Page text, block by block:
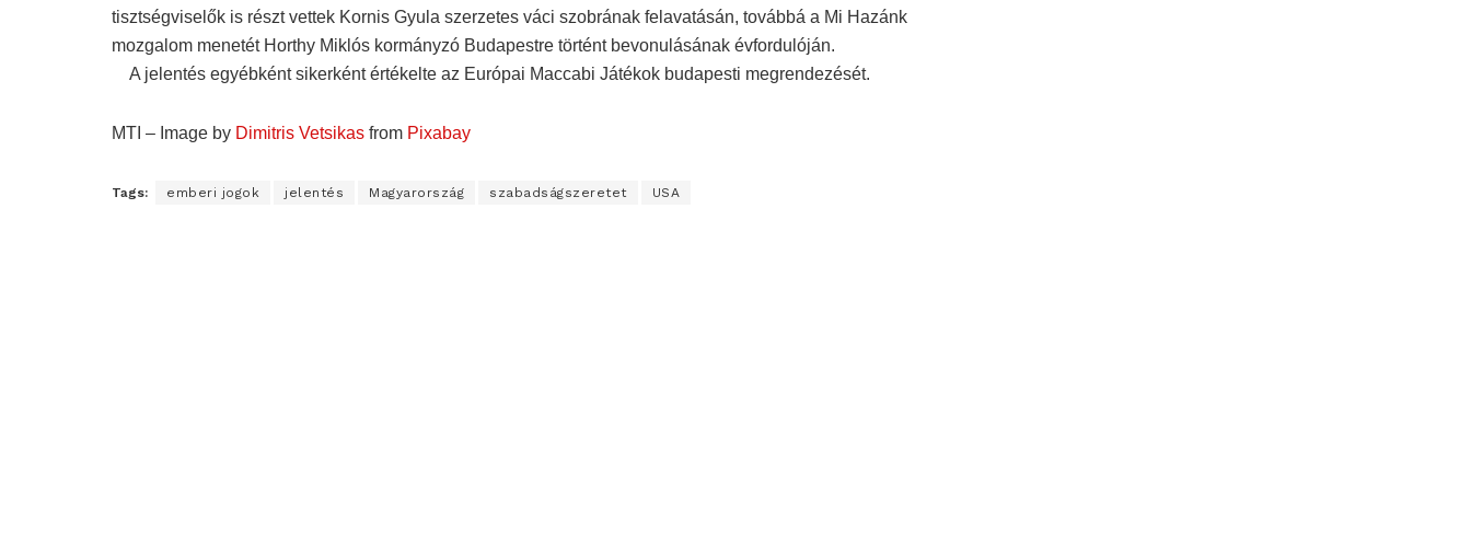
tisztségviselők is részt vettek Kornis Gyula szerzetes váci szobrának felavatásán, továbbá a Mi Hazánk
mozgalom menetét Horthy Miklós kormányzó Budapestre történt bevonulásának évfordulóján.
A jelentés egyébként sikerként értékelte az Európai Maccabi Játékok budapesti megrendezését.
MTI – Image by Dimitris Vetsikas from Pixabay
Tags: emberi jogok jelentés Magyarország szabadságszeretet USA